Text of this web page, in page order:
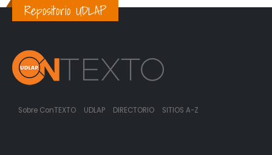
Repositorio UDLAP
Sobre ConTEXTO UDLAP DIRECTORIO SITIOS A-Z